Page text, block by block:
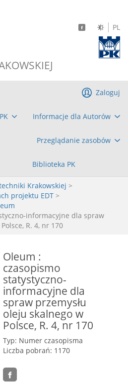
PL
Informacje dla Autorów
Przeglądanie zasobów
Biblioteka PK
Zaloguj
Krakowskiej >
projektu EDT >
informacyjne dla spraw
R. 4, nr 170
Oleum :
czasopismo
statystyczno-
informacyjne dla
spraw przemysłu
oleju skalnego w
Polsce, R. 4, nr 170
Typ: Numer czasopisma
Liczba pobrań: 1170